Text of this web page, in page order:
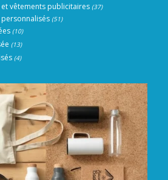
vêtements publicitaires (37)
(51)
(10)
(13)
(4)